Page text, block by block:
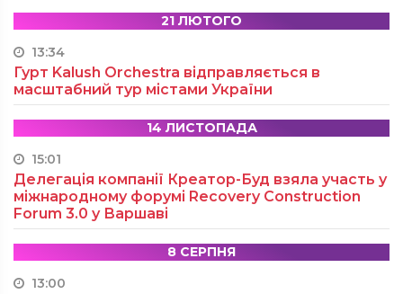
21 ЛЮТОГО
13:34
Гурт Kalush Orchestra відправляється в
масштабний тур містами України
14 ЛИСТОПАДА
15:01
Делегація компанії Креатор-Буд взяла участь у
міжнародному форумі Recovery Construction
Forum 3.0 у Варшаві
8 СЕРПНЯ
13:00